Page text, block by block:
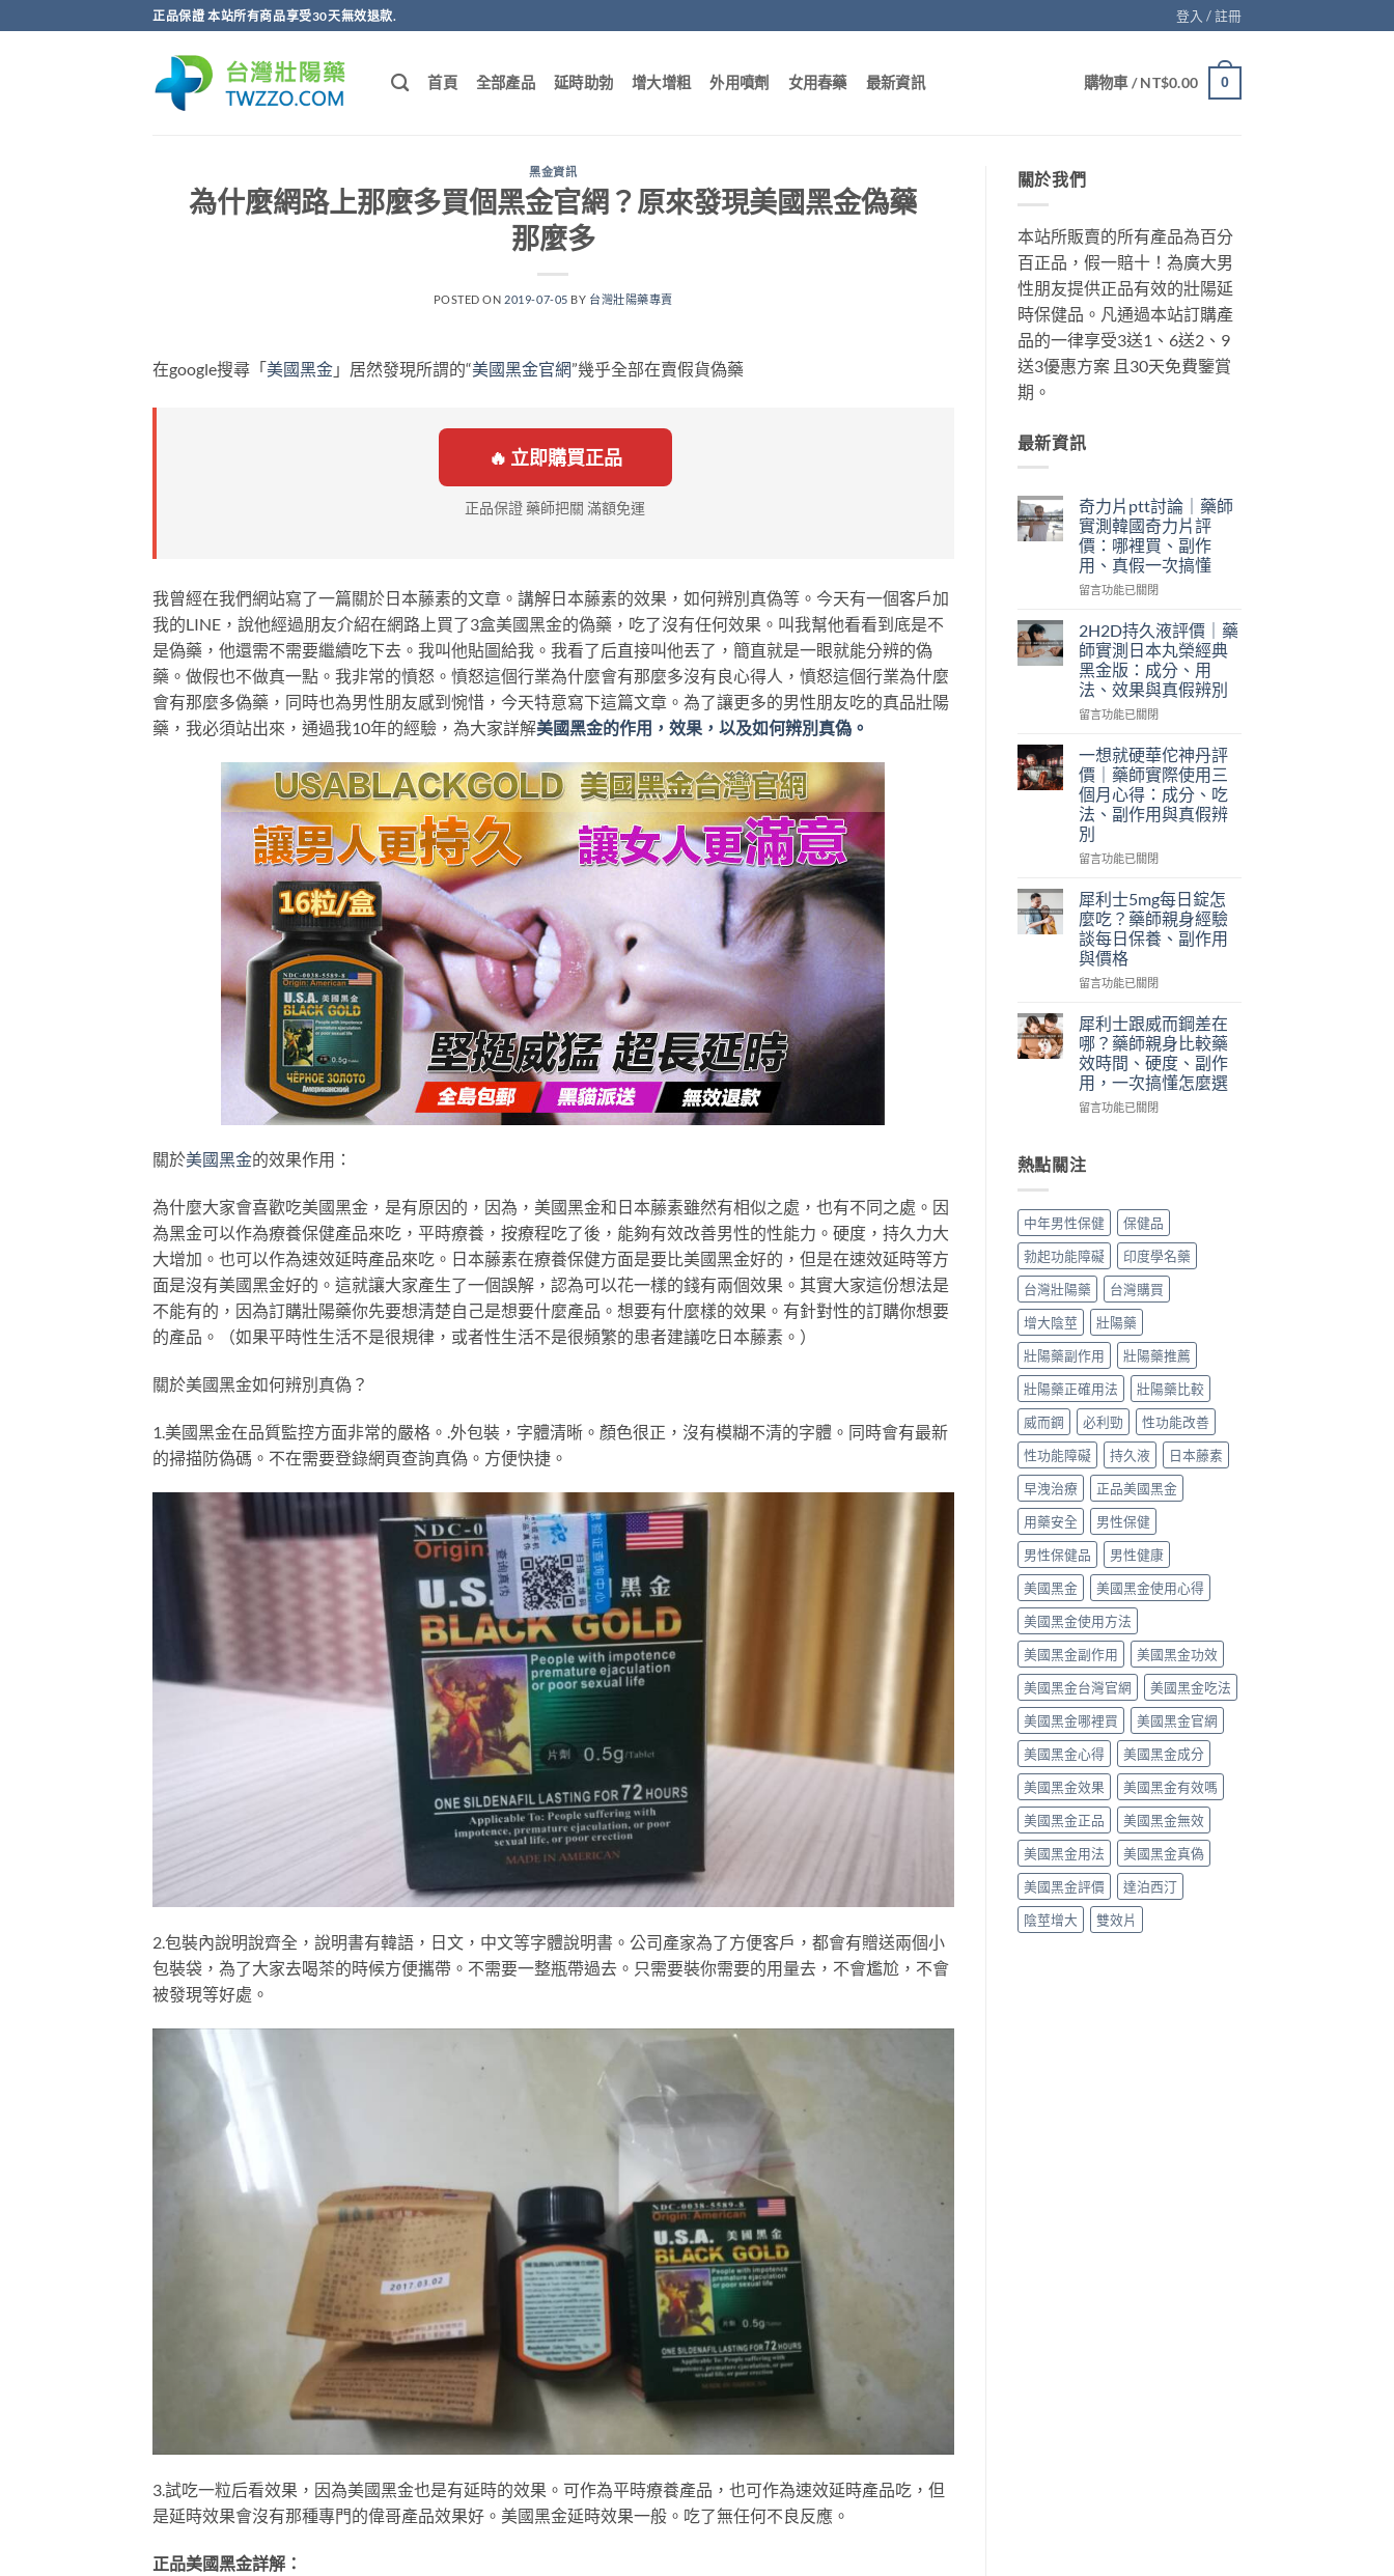
轉
正品保證 本站所有商品享受30天無效退款. 登入 / 註冊
首頁 全部產品 延時助勃 增大增粗 外用噴劑 女用春藥 最新資訊 購物車 /NT$0.00 0
黑金資訊
為什麼網路上那麼多買個黑金官網？原來發現美國黑金偽藥
那麼多
POSTED ON 2019-07-05 BY 台灣壯陽藥專賣
在google搜尋「美國黑金 」居然發現所謂的“美國黑金官網”幾乎全部在賣假貨偽藥
🔥 立即購買正品
正品保證 藥師把關 滿額免運
我曾經在我們網站寫了一篇關於日本藤素的文章。講解日本藤素的效果，如何辨別真偽等。今天有一個客戶加
我的LINE，說他經過朋友介紹在網路上買了3盒美國黑金的偽藥，吃了沒有任何效果。叫我幫他看看到底是不
是偽藥，他還需不需要繼續吃下去。我叫他貼圖給我。我看了后直接叫他丟了，簡直就是一眼就能分辨的偽
藥。做假也不做真一點。我非常的憤怒。憤怒這個行業為什麼會有那麼多沒有良心得人，憤怒這個行業為什麼
會有那麼多偽藥，同時也為男性朋友感到惋惜，今天特意寫下這篇文章。為了讓更多的男性朋友吃的真品壯陽
藥，我必須站出來，通過我10年的經驗，為大家詳解美國黑金的作用，效果，以及如何辨別真偽。
關於美國黑金的效果作用：
為什麼大家會喜歡吃美國黑金，是有原因的，因為，美國黑金和日本藤素雖然有相似之處，也有不同之處。因
為黑金可以作為療養保健產品來吃，平時療養，按療程吃了後，能夠有效改善男性的性能力。硬度，持久力大
大增加。也可以作為速效延時產品來吃。日本藤素在療養保健方面是要比美國黑金好的，但是在速效延時等方
面是沒有美國黑金好的。這就讓大家產生了一個誤解，認為可以花一樣的錢有兩個效果。其實大家這份想法是
不能有的，因為訂購壯陽藥你先要想清楚自己是想要什麼產品。想要有什麼樣的效果。有針對性的訂購你想要
的產品。（如果平時性生活不是很規律，或者性生活不是很頻繁的患者建議吃日本藤素。）
關於美國黑金如何辨別真偽？
1.美國黑金在品質監控方面非常的嚴格。.外包裝，字體清晰。顏色很正，沒有模糊不清的字體。同時會有最新
的掃描防偽碼。不在需要登錄網頁查詢真偽。方便快捷。
2.包裝內說明說齊全，說明書有韓語，日文，中文等字體說明書。公司產家為了方便客戶，都會有贈送兩個小
包裝袋，為了大家去喝茶的時候方便攜帶。不需要一整瓶帶過去。只需要裝你需要的用量去，不會尷尬，不會
被發現等好處。
3.試吃一粒后看效果，因為美國黑金也是有延時的效果。可作為平時療養產品，也可作為速效延時產品吃，但
是延時效果會沒有那種專門的偉哥產品效果好。美國黑金延時效果一般。吃了無任何不良反應。
正品美國黑金詳解：
關於我們
本站所販賣的所有產品為百分
百正品，假一賠十！為廣大男
性朋友提供正品有效的壯陽延
時保健品。凡通過本站訂購產
品的一律享受3送1、6送2、9
送3優惠方案 且30天免費鑒賞
期。
最新資訊
奇力片ptt討論｜藥師
實測韓國奇力片評
價：哪裡買、副作
用、真假一次搞懂
在
力
片
ptt
討
論
｜
實
測
韓
國
奇
力
價：
哪
裡
買、
副
真
假
一
次
搞
留言功能已關閉
2H2D持久液評價｜藥
師實測日本丸榮經典
黑金版：成分、用
法、效果與真假辨別
在
久
液
評
價
｜
藥
實
測
日
本
丸
榮
黑
金
版：
成
分、
效
果
真
假
辨
別〉
中
留言功能已關閉
一想就硬華佗神丹評
價｜藥師實際使用三
個月心得：成分、吃
法、副作用與真假辨
別
在
想
就
硬
華
佗
神
評
價
｜
藥
師
實
用
三
月
心
得：
成
分、
吃
法、
副
作
用
與
真
假
辨
別〉
中
留言功能已關閉
犀利士5mg每日錠怎
麼吃？藥師親身經驗
談每日保養、副作用
與價格
在
利
士
5mg
每
日
錠
吃？
藥
親
身
經
驗
談
每
保
養、
副
作
用
與
價
格〉
中
留言功能已關閉
犀利士跟威而鋼差在
哪？藥師親身比較藥
效時間、硬度、副作
用，一次搞懂怎麼選
在
士
跟
而
鋼
差
在
哪？
藥
親
身
比
較
藥
效
時
間、
硬
度、
副
作
用，
一
搞
懂
怎
麼
選〉
中
留言功能已關閉
熱點關注
中年男性保健
保健品
勃起功能障礙
印度學名藥
台灣壯陽藥
台灣購買
增大陰莖
壯陽藥
壯陽藥副作用
壯陽藥推薦
壯陽藥正確用法
壯陽藥比較
威而鋼
必利勁
性功能改善
性功能障礙
持久液
日本藤素
早洩治療
正品美國黑金
用藥安全
男性保健
男性保健品
男性健康
美國黑金
美國黑金使用心得
美國黑金使用方法
美國黑金副作用
美國黑金功效
美國黑金台灣官網
美國黑金吃法
美國黑金哪裡買
美國黑金官網
美國黑金心得
美國黑金成分
美國黑金效果
美國黑金有效嗎
美國黑金正品
美國黑金無效
美國黑金用法
美國黑金真偽
美國黑金評價
達泊西汀
陰莖增大
雙效片